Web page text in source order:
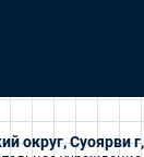
округ, Суоярви